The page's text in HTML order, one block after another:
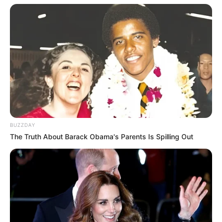
Egy barátja, azonnal elindult keresni, kocsmákban,
Legkisebb öcsém értesítette a rendőrséget
azonnal, de úgy éreztük, hogy ezzel nem jutottunk
előrébb.
Később azt mondták, a végleges papírok előtt
elhagyta a helyszínt.
Ekkor is bíztunk abban:megijedt, talán csendre
vágyott, kicsit lenyugszik és jelentkezik, vártuk
mindenki, hogy mikor érkezik valakihez…
Senki nem aludt egy szemhunyást sem, én itthon
BUZZDAY
The Truth About Barack Obama's Parents Is Spilling Out